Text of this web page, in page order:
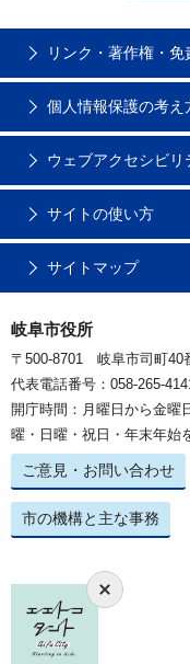
リンク・著作権・免
個人情報保護の考え
ウェブアクセシビリ
サイトの使い方
サイトマップ
岐阜市役所
〒500-8701 岐阜市司町40
代表電話番号：058-265-
開庁時間：月曜日から金
曜・日曜・祝日・年末年始
ご意見・お問い合わせ
市の機構と主な事務